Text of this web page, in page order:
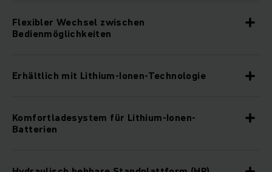
Flexibler Wechsel zwischen
Bedienmöglichkeiten
Erhältlich mit Lithium-Ionen-Technologie
Komfortladesystem für Lithium-Ionen-
Batterien